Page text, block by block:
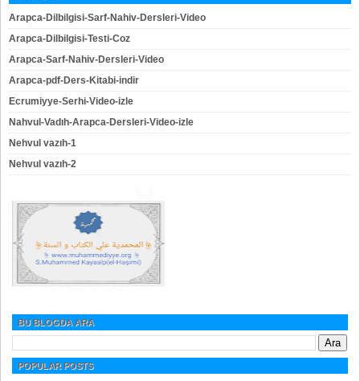
Arapca-Dilbilgisi-Sarf-Nahiv-Dersleri-Video
Arapca-Dilbilgisi-Testi-Coz
Arapca-Sarf-Nahiv-Dersleri-Video
Arapca-pdf-Ders-Kitabi-indir
Ecrumiyye-Serhi-Video-izle
Nahvul-Vadıh-Arapca-Dersleri-Video-izle
Nehvul vazıh-1
Nehvul vazıh-2
BU BLOGDA ARA
POPULAR POSTS